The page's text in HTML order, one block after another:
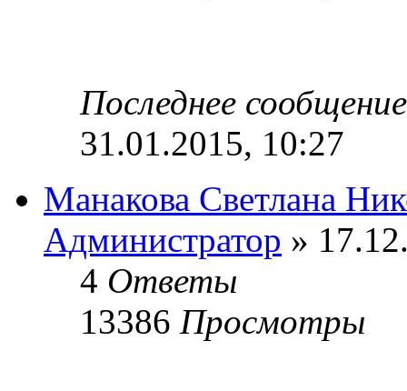
Последнее
31.01.2015, 10:27
Манакова Светлана
Администратор »
4 Ответы
13386 Просмотры